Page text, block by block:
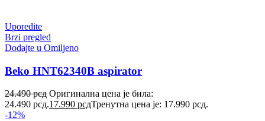
Uporedite
Brzi pregled
Dodajte u Omiljeno
Beko HNT62340B aspirator
24.490рсд Оригинална цена је била:
24.490 рсд.17.990 рсдТренутна цена је: 17.990 рсд.
-12%